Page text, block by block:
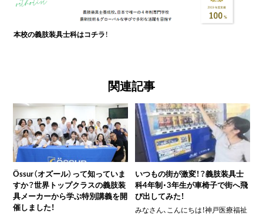
本校の義肢装具士科はコチラ！
関連記事
Össur（オズール）って知っていま
すか？世界トップクラスの義肢装
具メーカーから学ぶ特別講義を開
催しました！
いつもの街が激変！？義肢装具士
科4年制・3年生が車椅子で街へ飛
び出してみた！
みなさん、こんにちは！神戸医療福祉